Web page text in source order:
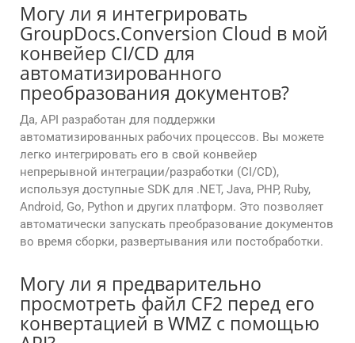
Могу ли я интегрировать
GroupDocs.Conversion Cloud в мой
конвейер CI/CD для
автоматизированного
преобразования документов?
Да, API разработан для поддержки
автоматизированных рабочих процессов. Вы можете
легко интегрировать его в свой конвейер
непрерывной интеграции/разработки (CI/CD),
используя доступные SDK для .NET, Java, PHP, Ruby,
Android, Go, Python и других платформ. Это позволяет
автоматически запускать преобразование документов
во время сборки, развертывания или постобработки.
Могу ли я предварительно
просмотреть файл CF2 перед его
конвертацией в WMZ с помощью